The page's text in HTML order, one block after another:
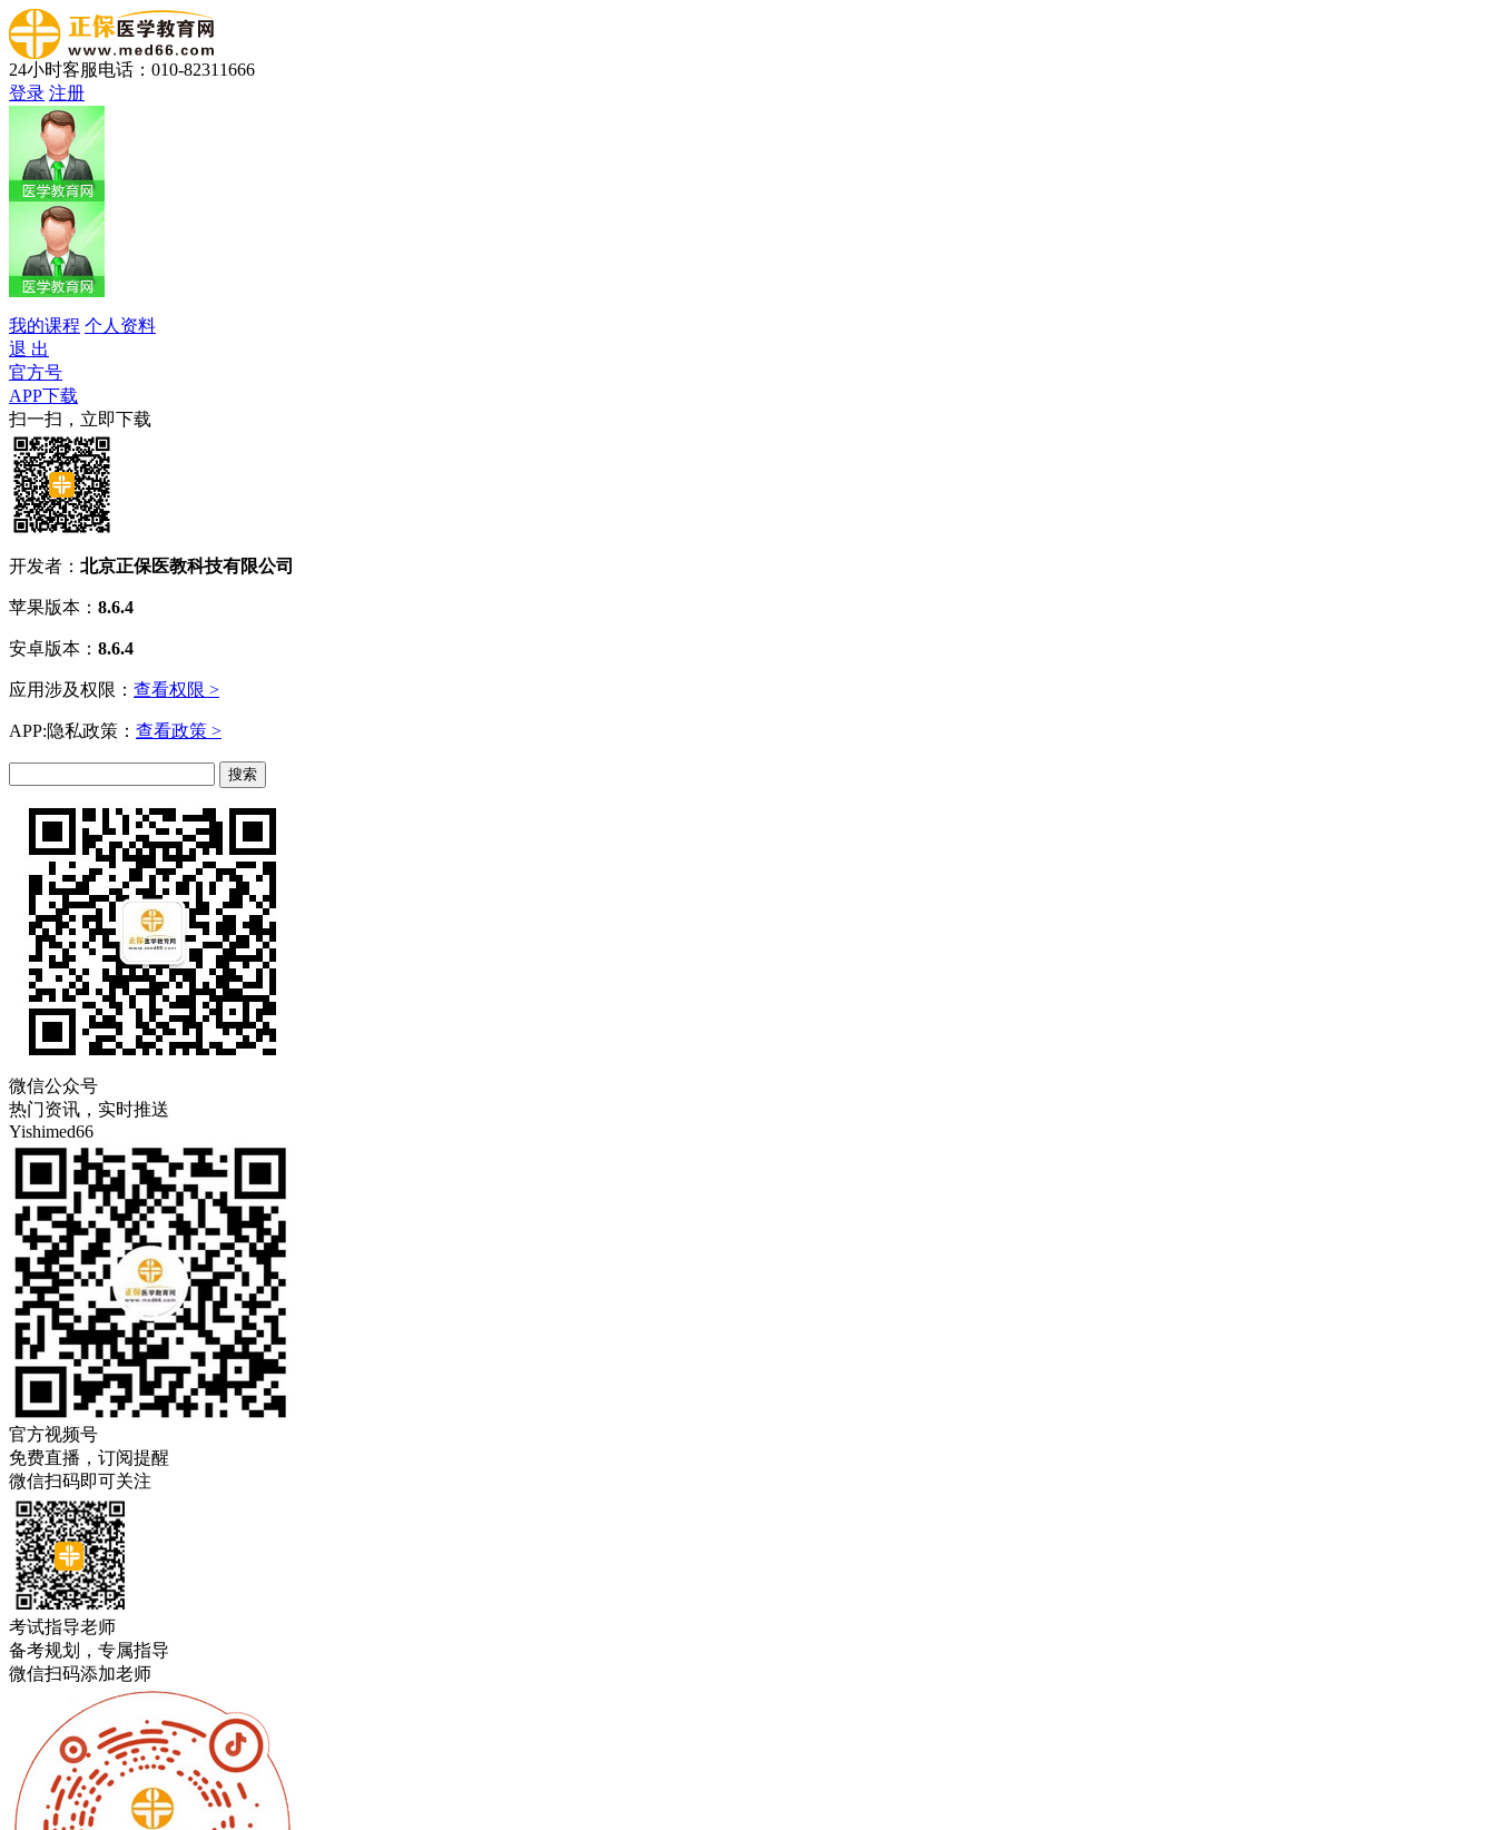
24小时客服电话：010-82311666
登录 注册
我的课程 个人资料
退 出
官方号
APP下载
扫一扫，立即下载
开发者： 北京正保医教科技有限公司
苹果版本： 8.6.4
安卓版本： 8.6.4
应用涉及权限： 查看权限 >
APP:隐私政策： 查看政策 >
微信公众号
热门资讯，实时推送
Yishimed66
官方视频号
免费直播，订阅提醒
微信扫码即可关注
考试指导老师
备考规划，专属指导
微信扫码添加老师